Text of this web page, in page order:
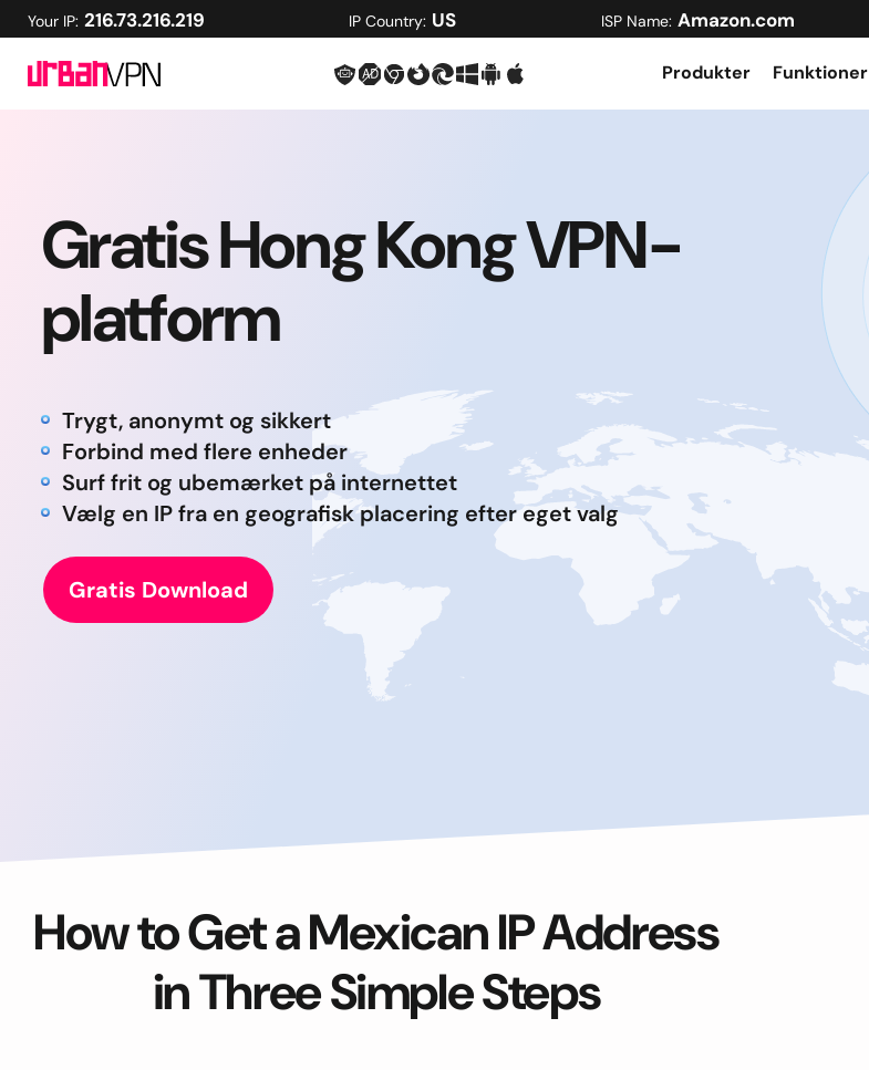
Your IP: 216.73.216.219 IP Country: US ISP Name: Amazon.com
Produkter Funktioner
Gratis Hong Kong VPN-
platform
Trygt, anonymt og sikkert
Forbind med flere enheder
Surf frit og ubemærket på internettet
Vælg en IP fra en geografisk placering efter eget valg
Gratis Download
How to Get a Mexican IP Address
in Three Simple Steps